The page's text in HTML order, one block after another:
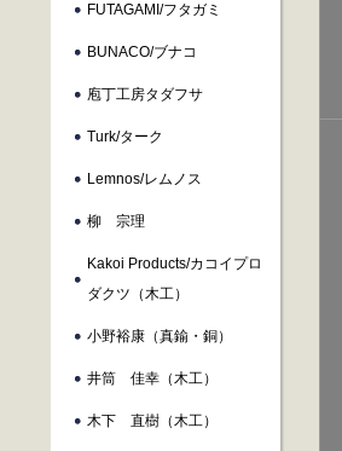
FUTAGAMI/フタガミ
BUNACO/ブナコ
庖丁工房タダフサ
Turk/ターク
Lemnos/レムノス
柳 宗理
Kakoi Products/カコイプロ
ダクツ（木工）
小野裕康（真鍮・銅）
井筒 佳幸（木工）
木下 直樹（木工）